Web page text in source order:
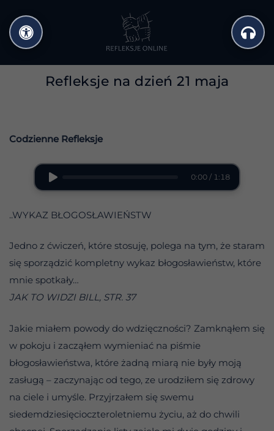
do
treści
Refleksje na dzień 21 maja
Codzienne Refleksje
0:00 / 1:18
..WYKAZ BŁOGOSŁAWIEŃSTW
Jedno z ćwiczeń, które stosuję, polega na tym, że staram
się sporządzić kompletny wykaz błogosławieństw, które
mnie spotkały…
JAK TO WIDZI BILL, STR. 37
Jakie miałem powody do wdzięczności? Zamknąłem się
w pokoju i zacząłem wymieniać na piśmie
błogosławieństwa, które żadną miarą nie były moją
zasługą – zaczynając od tego, ze urodziłem się zdrowy
na ciele i umyśle. Przyjrzałem się swemu
siedemdziesięcioczteroletniemu życiu, aż do chwili